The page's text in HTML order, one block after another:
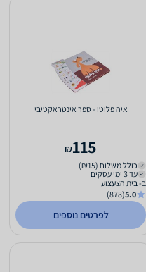
איה פלוטו - ספר אינטראקטיבי
115
₪
כולל משלוח (₪15)
עד 3 ימי עסקים
ב- בית הצעצוע
5.0
(878)
לפרטים נוספים